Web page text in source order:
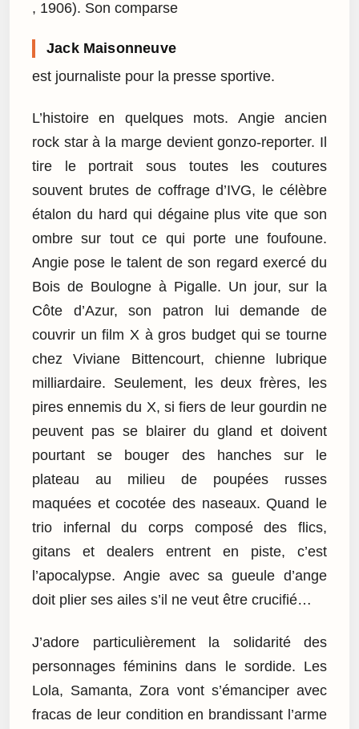
, 1906). Son comparse
Jack Maisonneuve
est journaliste pour la presse sportive.
L’histoire en quelques mots. Angie ancien
rock star à la marge devient gonzo-reporter. Il
tire le portrait sous toutes les coutures
souvent brutes de coffrage d’IVG, le célèbre
étalon du hard qui dégaine plus vite que son
ombre sur tout ce qui porte une foufoune.
Angie pose le talent de son regard exercé du
Bois de Boulogne à Pigalle. Un jour, sur la
Côte d’Azur, son patron lui demande de
couvrir un film X à gros budget qui se tourne
chez Viviane Bittencourt, chienne lubrique
milliardaire. Seulement, les deux frères, les
pires ennemis du X, si fiers de leur gourdin ne
peuvent pas se blairer du gland et doivent
pourtant se bouger des hanches sur le
plateau au milieu de poupées russes
maquées et cocotée des naseaux. Quand le
trio infernal du corps composé des flics,
gitans et dealers entrent en piste, c’est
l’apocalypse. Angie avec sa gueule d’ange
doit plier ses ailes s’il ne veut être crucifié…
J’adore particulièrement la solidarité des
personnages féminins dans le sordide. Les
Lola, Samanta, Zora vont s’émanciper avec
fracas de leur condition en brandissant l’arme